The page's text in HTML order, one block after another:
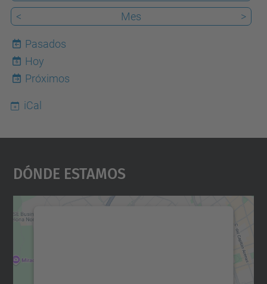
<
Mes >
Pasados
6
Hoy
Próximos
iCal
Dónde Estamos